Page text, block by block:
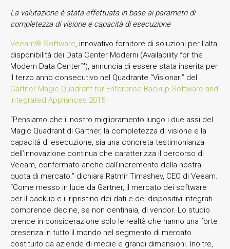
La valutazione è stata effettuata in base ai parametri di
completezza di visione e capacità di esecuzione
Veeam® Software, innovativo fornitore di soluzioni per l’alta
disponibilità dei Data Center Moderni (Availability for the
Modern Data Center™), annuncia di essere stata inserita per
il terzo anno consecutivo nel Quadrante “Visionari” del
Gartner Magic Quadrant for Enterprise Backup Software and
Integrated Appliances 2015.
“Pensiamo che il nostro miglioramento lungo i due assi del
Magic Quadrant di Gartner, la completezza di visione e la
capacità di esecuzione, sia una concreta testimonianza
dell’innovazione continua che caratterizza il percorso di
Veeam, confermato anche dall’incremento della nostra
quota di mercato.” dichiara Ratmir Timashev, CEO di Veeam.
“Come messo in luce da Gartner, il mercato dei software
per il backup e il ripristino dei dati e dei dispositivi integrati
comprende decine, se non centinaia, di vendor. Lo studio
prende in considerazione solo le realtà che hanno una forte
presenza in tutto il mondo nel segmento di mercato
costituito da aziende di medie e grandi dimensioni. Inoltre,